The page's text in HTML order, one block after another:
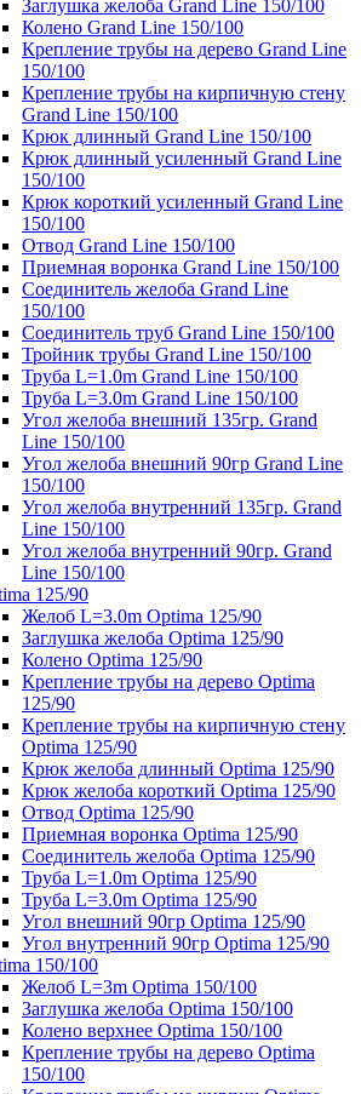
Заглушка желоба Grand Line 150/100
Колено Grand Line 150/100
Крепление трубы на дерево Grand Line
150/100
Крепление трубы на кирпичную стену
Grand Line 150/100
Крюк длинный Grand Line 150/100
Крюк длинный усиленный Grand Line
150/100
Крюк короткий усиленный Grand Line
150/100
Отвод Grand Line 150/100
Приемная воронка Grand Line 150/100
Соединитель желоба Grand Line
150/100
Соединитель труб Grand Line 150/100
Тройник трубы Grand Line 150/100
Труба L=1.0m Grand Line 150/100
Труба L=3.0m Grand Line 150/100
Угол желоба внешний 135гр. Grand
Line 150/100
Угол желоба внешний 90гр Grand Line
150/100
Угол желоба внутренний 135гр. Grand
Line 150/100
Угол желоба внутренний 90гр. Grand
Line 150/100
125/90
Желоб L=3.0m Optima 125/90
Заглушка желоба Optima 125/90
Колено Optima 125/90
Крепление трубы на дерево Optima
125/90
Крепление трубы на кирпичную стену
Optima 125/90
Крюк желоба длинный Optima 125/90
Крюк желоба короткий Optima 125/90
Отвод Optima 125/90
Приемная воронка Optima 125/90
Соединитель желоба Optima 125/90
Труба L=1.0m Optima 125/90
Труба L=3.0m Optima 125/90
Угол внешний 90гр Optima 125/90
Угол внутренний 90гр Optima 125/90
150/100
Желоб L=3m Optima 150/100
Заглушка желоба Optima 150/100
Колено верхнее Optima 150/100
Крепление трубы на дерево Optima
150/100